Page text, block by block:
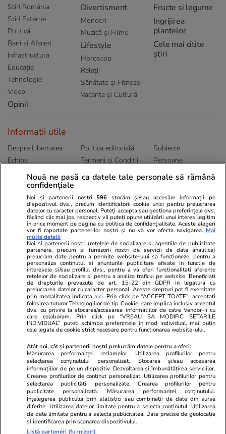
Știri România
Știri Externe
Politică
Bani și Afaceri
Infrastructura
Educație
Tehnologie
Video
Opinii
Divertisment
Monden
Muzică și Filme
Lifestyle
Horoscop
Relații
Sănătate și Fitness
Vacanțe și Cultură
Fructe si legume
Ingrijirea
plantelor
Cele mai citite
știri
Informații utile
Despre Libertatea
Echipa
Publicitate
Politica de
Politica editorială
Termeni și Conditii
Abonamente
Subiecte
Persoane
Sitemap
Ringier România
Libertatea pentru
Unica.ro
Program TV
Avantaje
ELLE
Gazeta Sporturilor
Stiri mondene
Calculator sarcina
Ajută Copiii
Locuri de muncă
Imobiliare.ro
Jobradar24
Imoradar24
Colecții Libertatea
Pariază responsabil! Decizia ONJN nr. 821/25.09.2025.
Jocurile de noroc sunt interzise minorilor.
© 2026 Ringier Romania. Toate drepturile rezervate
Actualizare preferințe cookies
Nouă ne pasă ca datele tale personale să rămână
confidențiale
Noi și partenerii noștri 596 stocăm și/sau accesăm informații pe
dispozitivul dvs., precum identificatorii cookie unici pentru prelucrarea
datelor cu caracter personal. Puteți accepta sau gestiona preferințele dvs.
făcând clic mai jos, respectiv vă puteți opune utilizării unui interes legitim
în orice moment pe pagina cu politica de confidențialitate. Aceste alegeri
vor fi raportate partenerilor noștri și nu vă vor afecta navigarea. Mai
multe detalii
Noi si partenerii nostri (retelele de socializare si agentiile de publicitate
partenere, precum si furnizorii nostri de servicii de date analitice)
prelucram date pentru a permite website-ului sa functioneze, pentru a
personaliza continutul si anunturile publicitare afisate in functie de
interesele si/sau profilul dvs., pentru a va oferi functionalitati aferente
retelelor de socializare si pentru a analiza traficul pe website. Beneficiati
de drepturile prevazute de art. 15-22 din GDPR in legatura cu
prelucrarea datelor cu caracter personal. Aceste drepturi pot fi exercitate
prin modalitatea indicataaici. Prin click pe “ACCEPT TOATE”, acceptati
folosirea tuturor Tehnologiilor de tip Cookie, care implica inclusiv acceptul
dvs. cu privire la stocarea/accesarea informatiilor de catre Vendor-ii cu
care colaboram. Prin click pe “VREAU SA MODIFIC SETARILE
INDIVIDUAL” puteti schimba preferintele in mod individual, mai putin
cele legate de cookie strict necesare pentru functionarea website-ului.
Atât noi, cât și partenerii noștri prelucrăm datele pentru a oferi:
Măsurarea performanței reclamelor. Utilizarea profilurilor pentru
selectarea conținutului personalizat. Stocarea și/sau accesarea
informațiilor de pe un dispozitiv. Dezvoltarea și îmbunătățirea serviciilor.
Crearea profilurilor de conținut personalizat. Utilizarea profilurilor pentru
selectarea publicității personalizate. Crearea profilurilor pentru
publicitate personalizată. Măsurarea performanței conținutului.
Înțelegerea publicului prin statistici sau combinații de date din surse
diferite. Utilizarea datelor limitate pentru a selecta conținutul. Utilizarea
de date limitate pentru a selecta publicitatea. Date precise de geolocație
și identificarea prin scanarea dispozitivului.
Listă parteneri (furnizori)